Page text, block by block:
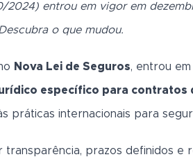
2024) entrou em vigor em
o que mudou.
Nova Lei de Seguros, entrou
específico para contratos
práticas internacionais para
transparência, prazos definidos